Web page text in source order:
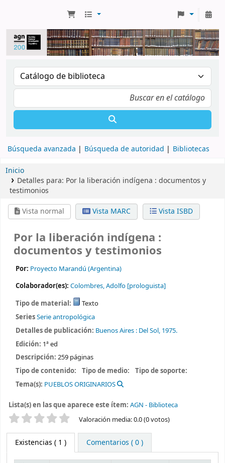
Búsqueda avanzada Búsqueda de autoridad Bibliotecas
Inicio
Detalles para: Por la liberación indígena : documentos y
testimonios
Vista normal
Vista MARC Vista ISBD
Por la liberación indígena :
documentos y testimonios
Por: Proyecto Marandú (Argentina)
Colaborador(es): Colombres, Adolfo[prologuista]
Tipo de material:
Texto
SeriesSerie antropológica
Detalles de publicación: Buenos Aires : Del Sol, 1975.
Edición: 1ª ed
Descripción: 259 páginas
Tipo de contenido:
Tipo de medio:
Tipo de soporte:
Tema(s): PUEBLOS ORIGINARIOS
Lista(s) en las que aparece este ítem: AGN - Biblioteca
Valoración Valoración media: 0.0 (0 votos)
Existencias ( 1 ) Comentarios ( 0 )